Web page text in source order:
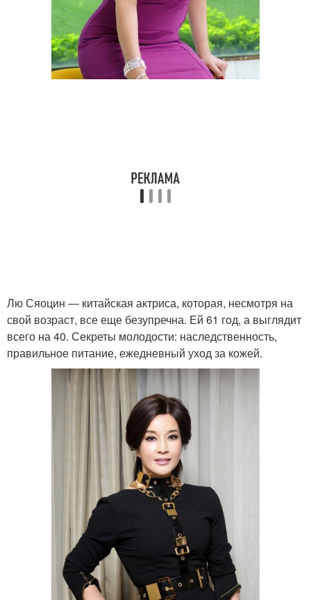
Лю Сяоцин — китайская актриса, которая, несмотря на
свой возраст, все еще безупречна. Ей 61 год, а выглядит
всего на 40. Секреты молодости: наследственность,
правильное питание, ежедневный уход за кожей.